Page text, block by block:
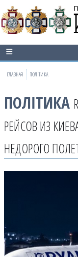
ГЛАВНАЯ ПОЛІТИКА
ПОЛІТИКА
РЕЙСОВ ИЗ
НЕДОРОГО